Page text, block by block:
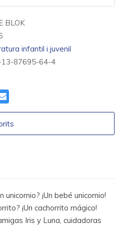
BLOK
infantil i juvenil
87695-64-4
unicornio? ¡Un bebé unicornio!
¡Un cachorrito mágico!
Iris y Luna, cuidadoras